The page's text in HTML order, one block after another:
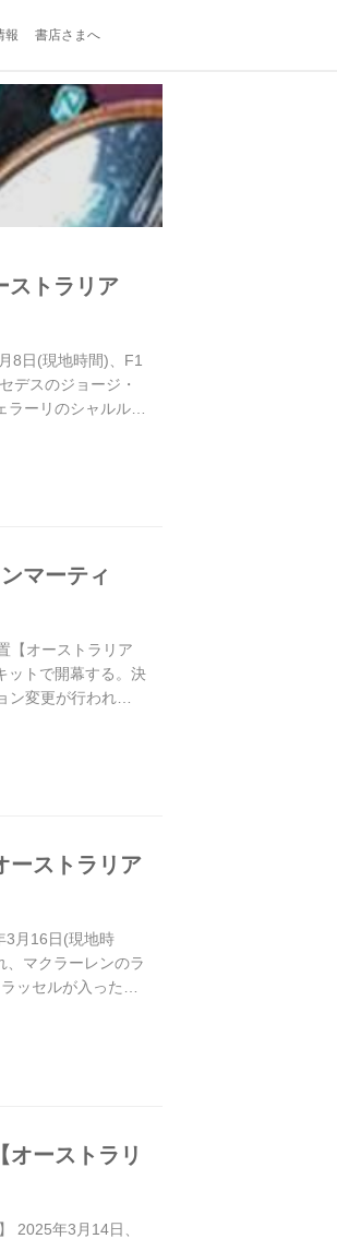
報 書店さまへ
ストラリア
8日(現地時間)、F1
デスのジョージ・
ーリのシャルル・
マーティ
【オーストラリア
ットで開幕する。決
ン変更が行われた
ーストラリア
3月16日(現地時
、マクラーレンのラ
ッセルが入った。
オーストラリ
2025年3月14日、